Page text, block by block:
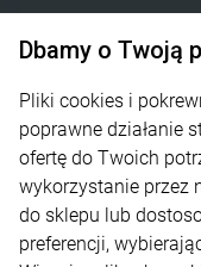
Dbamy o Twoją
Pliki cookies i
poprawne działanie
ofertę do Twoich
wykorzystanie przez
do sklepu lub
preferencji,